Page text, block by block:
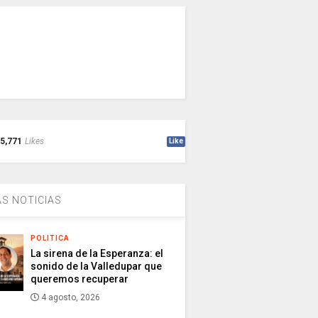
5,771 Likes Like
NOTICIAS
POLITICA
La sirena de la Esperanza: el
sonido de la Valledupar que
queremos recuperar
4 agosto, 2026